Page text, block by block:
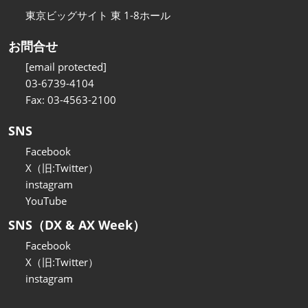
東京ビッグサイト 東 1-8ホール
お問合せ
[email protected]
03-6739-4104
Fax: 03-4563-2100
SNS
Facebook
X（旧:Twitter）
instagram
YouTube
SNS（DX & AX Week）
Facebook
X（旧:Twitter）
instagram